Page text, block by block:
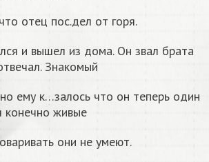
отец пос.дел от горя.
и вышел из дома. Он звал брата
Знакомый
ему к…залось что он теперь один
конечно живые
они не умеют.